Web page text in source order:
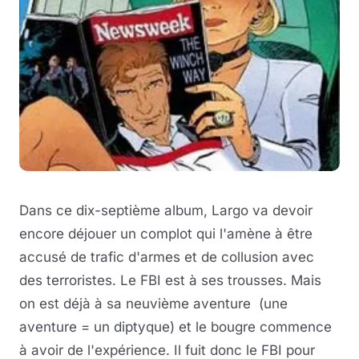
Dans ce dix-septième album, Largo va devoir
encore déjouer un complot qui l'amène à être
accusé de trafic d'armes et de collusion avec
des terroristes. Le FBI est à ses trousses. Mais
on est déjà à sa neuvième aventure (une
aventure = un diptyque) et le bougre commence
à avoir de l'expérience. Il fuit donc le FBI pour